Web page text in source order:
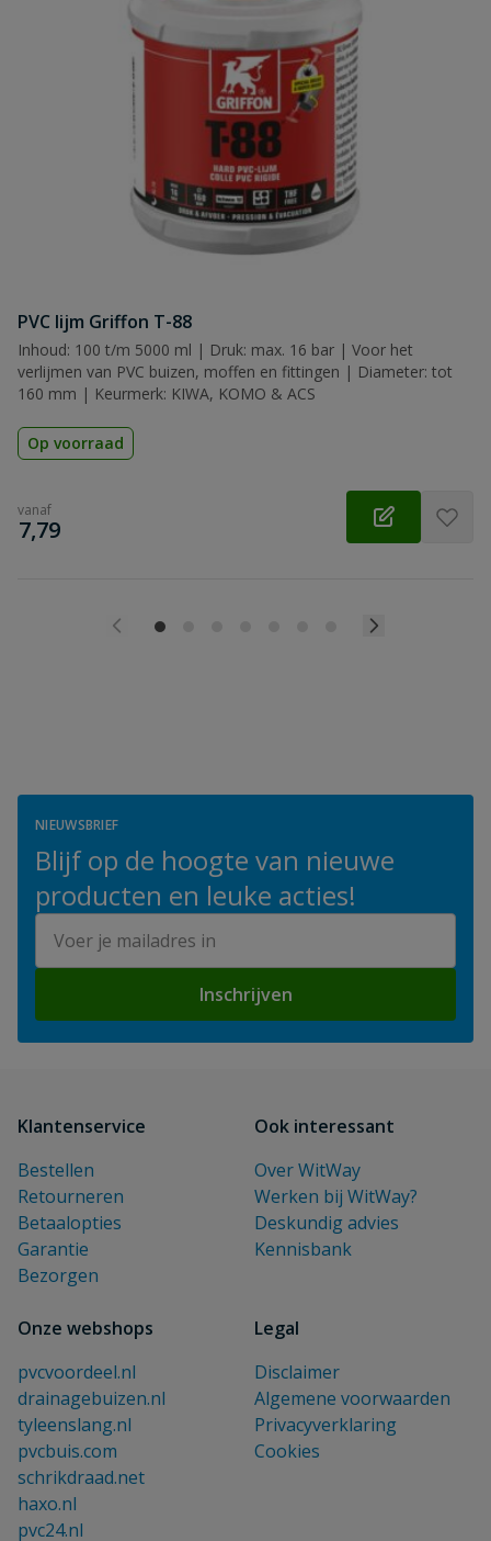
PVC lijm Griffon T-88
Inhoud: 100 t/m 5000 ml | Druk: max. 16 bar | Voor het
verlijmen van PVC buizen, moffen en fittingen | Diameter: tot
160 mm | Keurmerk: KIWA, KOMO & ACS
Op voorraad
vanaf
€
7,79
NIEUWSBRIEF
Blijf op de hoogte van nieuwe
producten en leuke acties!
Inschrijven
Klantenservice
Bestellen
Retourneren
Betaalopties
Garantie
Bezorgen
Ook interessant
Over WitWay
Werken bij WitWay?
Deskundig advies
Kennisbank
Onze webshops
pvcvoordeel.nl
drainagebuizen.nl
tyleenslang.nl
pvcbuis.com
schrikdraad.net
haxo.nl
pvc24.nl
Legal
Disclaimer
Algemene voorwaarden
Privacyverklaring
Cookies